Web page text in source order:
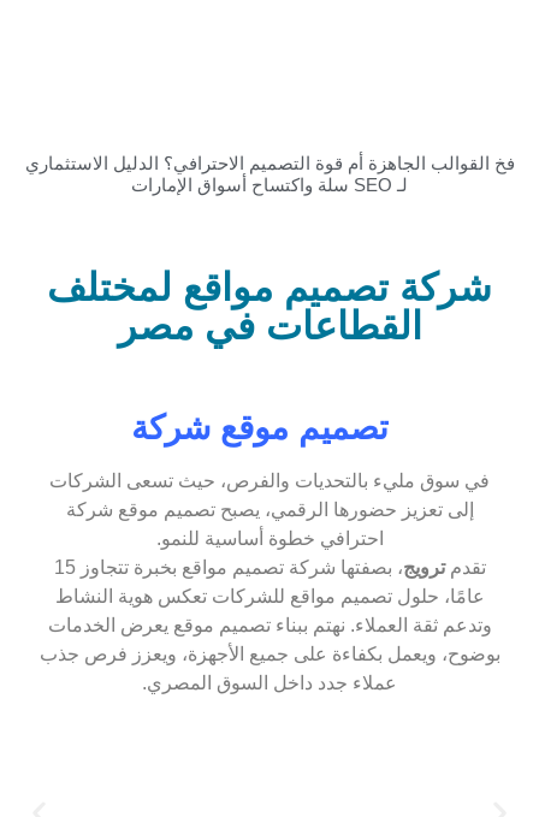
الجاهزة أم قوة التصميم الاحترافي؟ الدليل الاستثماري
تصميم مواقع لمختلف
القطاعات في مصر
تصميم موقع شركة
مليء بالتحديات والفرص، حيث تسعى الشركات
تعزيز حضورها الرقمي، يصبح تصميم موقع شركة
احترافي خطوة أساسية للنمو.
، بصفتها شركة تصميم مواقع بخبرة تتجاوز 15
حلول تصميم مواقع للشركات تعكس هوية النشاط
ثقة العملاء. نهتم ببناء تصميم موقع يعرض الخدمات
ويعمل بكفاءة على جميع الأجهزة، ويعزز فرص جذب
عملاء جدد داخل السوق المصري.